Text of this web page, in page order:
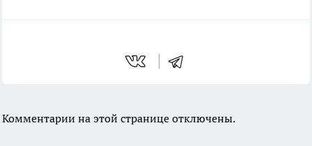
Комментарии на этой странице отключены.